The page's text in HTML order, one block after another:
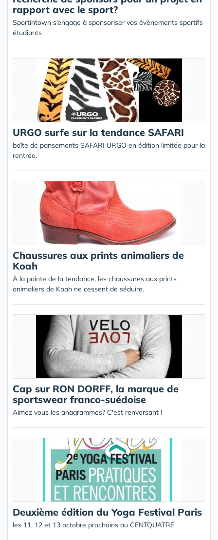
rapport avec le sport?
Sportintown s’engage à sponsoriser vos évènements sportifs
étudiants
URGO surfe sur la tendance SAFARI
boîte de pansements SAFARI URGO en édition limitée pour la
rentrée.
Chaussures aux prints animaliers de
Koah
À la pointe de la tendance, les chaussures aux prints
animaliers de Koah ne cessent de séduire.
Cap sur RON DORFF, la marque de
sportswear franco-suédoise
Aimez vous les anagrammes? C'est renversant !
Deuxième édition du Yoga Festival Paris
les 11, 12 et 13 octobre prochains au CENTQUATRE